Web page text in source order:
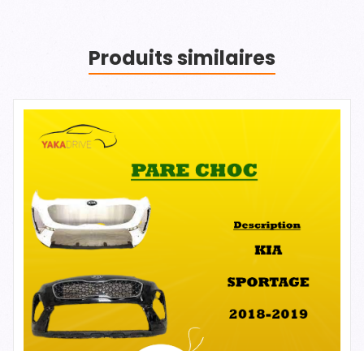
Produits similaires